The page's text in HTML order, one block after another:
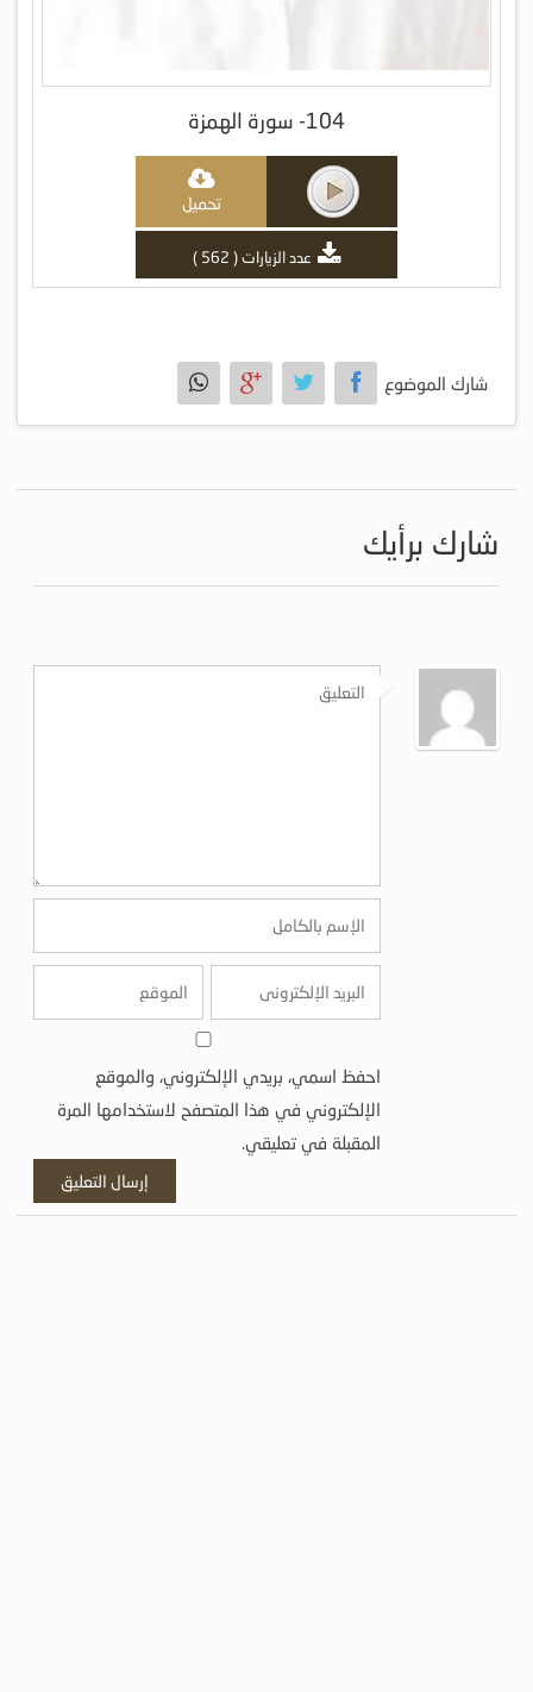
104- سورة الهمزة
تحميل
عدد الزيارات ( 562 )
شارك الموضوع
شارك برأيك
احفظ اسمي، بريدي الإلكتروني، والموقع
الإلكتروني في هذا المتصفح لاستخدامها المرة
المقبلة في تعليقي.